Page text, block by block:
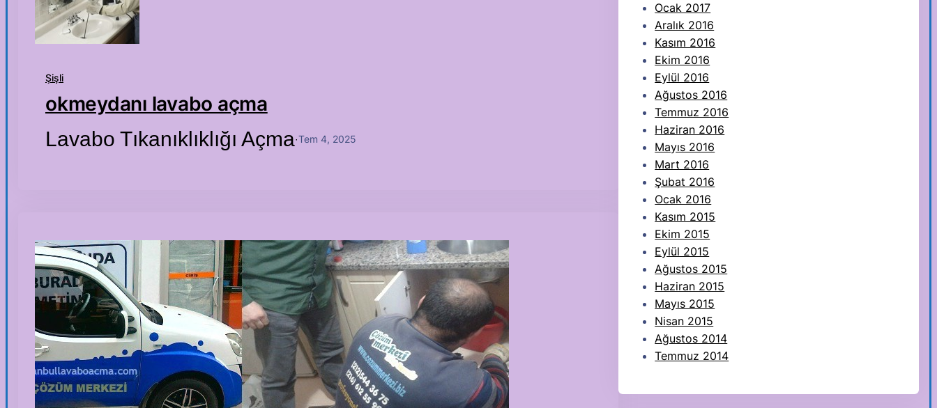
Şişli
okmeydanı lavabo açma
Lavabo Tıkanıklıklığı Açma·Tem 4, 2025
Ocak 2017
Aralık 2016
Kasım 2016
Ekim 2016
Eylül 2016
Ağustos 2016
Temmuz 2016
Haziran 2016
Mayıs 2016
Mart 2016
Şubat 2016
Ocak 2016
Kasım 2015
Ekim 2015
Eylül 2015
Ağustos 2015
Haziran 2015
Mayıs 2015
Nisan 2015
Ağustos 2014
Temmuz 2014